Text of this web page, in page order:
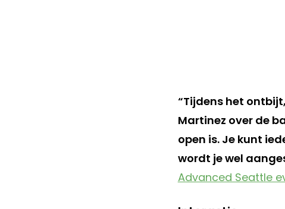
“Tijdens het
Martinez over de
open is. Je kunt
wordt je wel
Advanced Seattle